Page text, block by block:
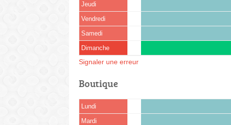
Jeudi
Vendredi
Samedi
Dimanche
Signaler une erreur
Boutique
Lundi
Mardi